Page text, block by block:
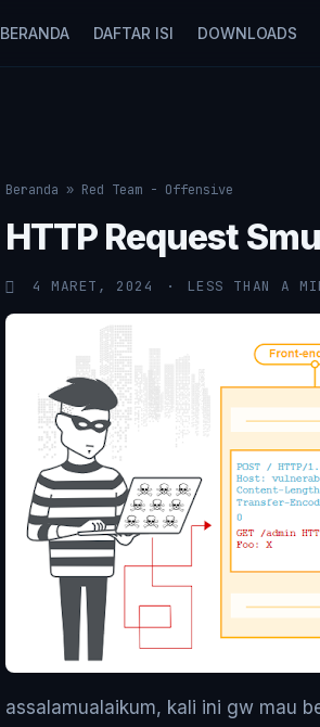
BERANDA DAFTAR ISI DOWNLOADS
Beranda » Red Team - Offensive
HTTP Request
4 MARET, 2024 LESS THAN A
assalamualaikum, kali ini gw mau